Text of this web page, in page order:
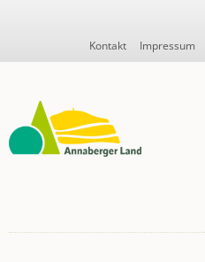
Navigation
überspringen
Kontakt Impressum